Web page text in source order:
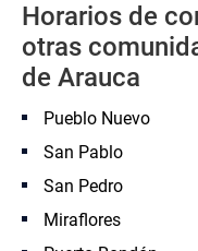
Horarios de
otras
de Arauca
Pueblo Nuevo
San Pablo
San Pedro
Miraflores